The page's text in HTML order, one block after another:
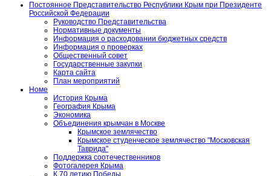
Постоянное Представительство Республики Крым при Президенте
Российской Федерации
Руководство Представительства
Нормативные документы
Информация о расходовании бюджетных средств
Информация о проверках
Общественный совет
Государственные закупки
Карта сайта
План мероприятий
Номе
История Крыма
География Крыма
Экономика
Объединения крымчан в Москве
Крымское землячество
Крымское студенческое землячество "Московская
Таврида"
Поддержка соотечественников
Фотогалерея Крыма
К 70 летию Победы